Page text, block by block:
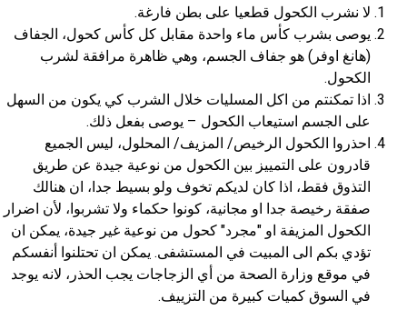
لا نشرب الكحول قطعيا على بطن فارغة.
يوصى بشرب كأس ماء واحدة مقابل كل كأس كحول، الجفاف
(هانغ اوفر) هو جفاف الجسم، وهي ظاهرة مرافقة لشرب
الكحول.
اذا تمكنتم من اكل المسليات خلال الشرب كي يكون من السهل
على الجسم استيعاب الكحول – يوصى بفعل ذلك.
احذروا الكحول الرخيص/ المزيف/ المحلول، ليس الجميع
قادرون على التمييز بين الكحول من نوعية جيدة عن طريق
التذوق فقط، اذا كان لديكم تخوف ولو بسيط جدا، ان هنالك
صفقة رخيصة جدا او مجانية، كونوا حكماء ولا تشربوا، لأن اضرار
الكحول المزيفة او "مجرد" كحول من نوعية غير جيدة، يمكن ان
تؤدي بكم الى المبيت في المستشفى. يمكن ان تحتلنوا أنفسكم
في موقع وزارة الصحة من أي الزجاجات يجب الحذر، لانه يوجد
في السوق كميات كبيرة من التزييف.